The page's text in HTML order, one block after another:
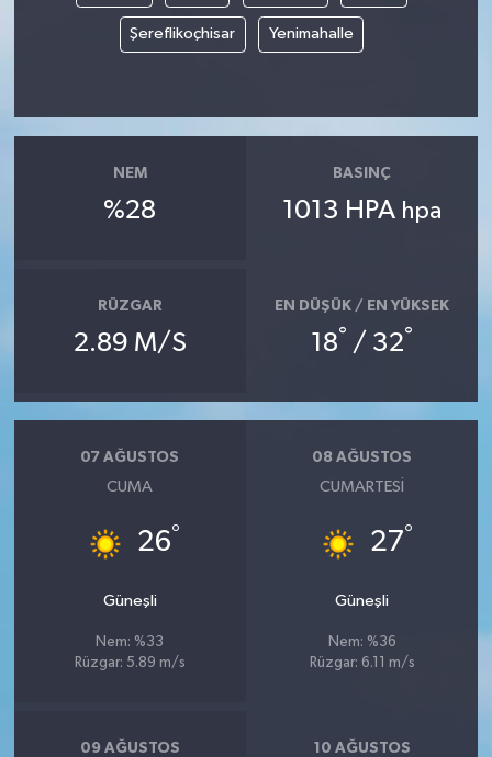
Şereflikoçhisar Yenimahalle
NEM
%28
BASINÇ
1013 HPA hpa
RÜZGAR
2.89 M/S
EN DÜŞÜK / EN YÜKSEK
18° / 32°
07 AĞUSTOS
CUMA
26°
Güneşli
Nem: %33
Rüzgar: 5.89 m/s
08 AĞUSTOS
CUMARTESI
27°
Güneşli
Nem: %36
Rüzgar: 6.11 m/s
09 AĞUSTOS 10 AĞUSTOS